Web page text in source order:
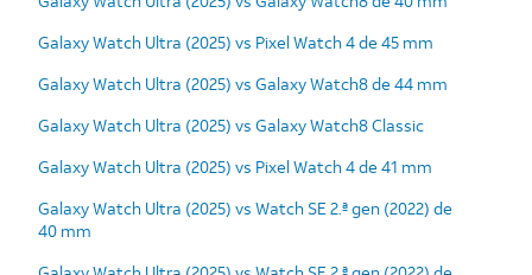
Galaxy Watch Ultra (2025) vs Pixel Watch 4 de 45 mm
Galaxy Watch Ultra (2025) vs Galaxy Watch8 de 44 mm
Galaxy Watch Ultra (2025) vs Galaxy Watch8 Classic
Galaxy Watch Ultra (2025) vs Pixel Watch 4 de 41 mm
Galaxy Watch Ultra (2025) vs Watch SE 2.ª gen (2022) de
40 mm